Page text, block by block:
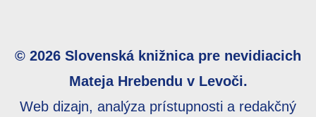
© 2026 Slovenská knižnica pre nevidiacich
Mateja Hrebendu v Levoči.
Web dizajn, analýza prístupnosti a redakčný